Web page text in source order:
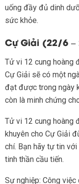
uống đầy đủ dinh
sức khỏe.
Cự Giải (22/6
Tử vi 12 cung hoàng
Cự Giải sẽ có một
đạt được trong ngày
còn là minh chứng
Tử vi 12 cung hoàng
khuyên cho Cự Giải
chí. Bạn hãy tự tin
tinh thần cầu tiến.
Sự nghiệp: Công